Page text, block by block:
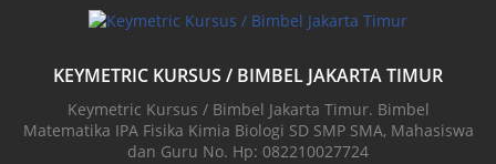
KEYMETRIC KURSUS / BIMBEL JAKARTA TIMUR
Keymetric Kursus / Bimbel Jakarta Timur. Bimbel
Matematika IPA Fisika Kimia Biologi SD SMP SMA, Mahasiswa
dan Guru No. Hp: 082210027724